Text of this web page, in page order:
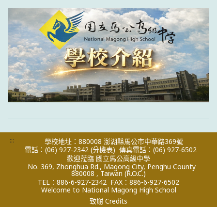
:::
學校地址：880008 澎湖縣馬公市中華路369號
電話：(06) 927-2342 (分機表) 傳真電話：(06) 927-6502
歡迎蒞臨 國立馬公高級中學
No. 369, Zhonghua Rd., Magong City, Penghu County
880008 , Taiwan (R.O.C.)
TEL：886-6-927-2342 FAX：886-6-927-6502
Welcome to National Magong High School
致謝 Credits